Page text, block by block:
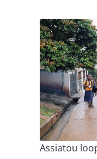
Assiatou